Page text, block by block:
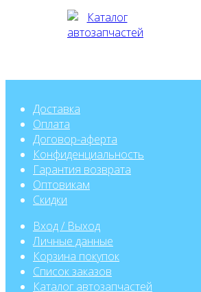
Доставка
Оплата
Договор-аферта
Конфиденциальность
Гарантия возврата
Оптовикам
Скидки
Вход / Выход
Личные данные
Корзина покупок
Список заказов
Каталог автозапчастей